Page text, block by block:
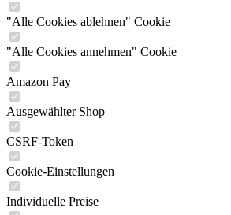
"Alle Cookies ablehnen" Cookie
"Alle Cookies annehmen" Cookie
Amazon Pay
Ausgewählter Shop
CSRF-Token
Cookie-Einstellungen
Individuelle Preise